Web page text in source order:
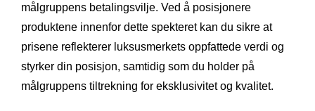
målgruppens betalingsvilje. Ved å posisjonere
produktene innenfor dette spekteret kan du sikre at
prisene reflekterer luksusmerkets oppfattede verdi og
styrker din posisjon, samtidig som du holder på
målgruppens tiltrekning for eksklusivitet og kvalitet.